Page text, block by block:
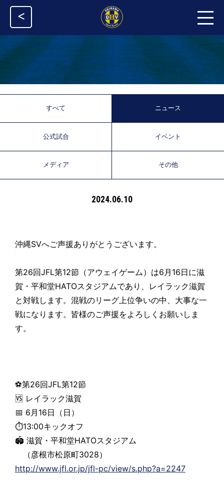
<
すべて ニュース
公式試合 イベント
メディア その他
2024.06.10
沖縄SVへご声援ありがとうございます。
第26回JFL第12節（アウェイゲーム）は6月16日に滋
賀・平和堂HATOスタジアムであり、レイラック滋賀
と対戦します。混戦のリーグ上位争いの中、大事な一
戦になります。皆様のご声援をよろしくお願いしま
す。
⚽第26回JFL第12節
🆚 レイラック滋賀
📅 6月16日（日）
⏱13:00キックオフ
🏟 滋賀・平和堂HATOスタジアム
（彦根市松原町3028）
http://www.jfl.or.jp/jfl-pc/view/s.php?a=2247